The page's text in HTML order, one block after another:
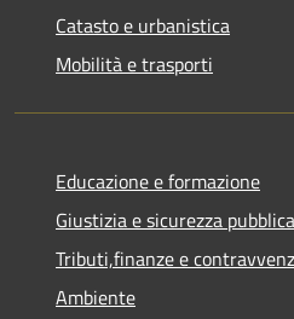
Catasto e urbanistica
Mobilità e trasporti
Educazione e formazione
Giustizia e sicurezza pubblica
Tributi,finanze e
Ambiente